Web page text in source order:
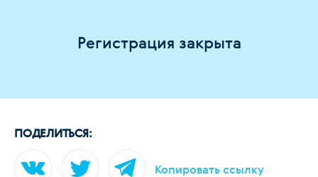
Регистрация закрыта
ПОДЕЛИТЬСЯ:
Копировать ссылку